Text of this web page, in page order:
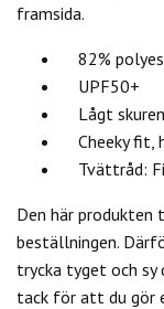
framsida.
82%
UPF50+
Lågt
Cheeky fit,
Tvättråd:
Den här produkten
beställningen.
trycka tyget och sy
tack för att du gör